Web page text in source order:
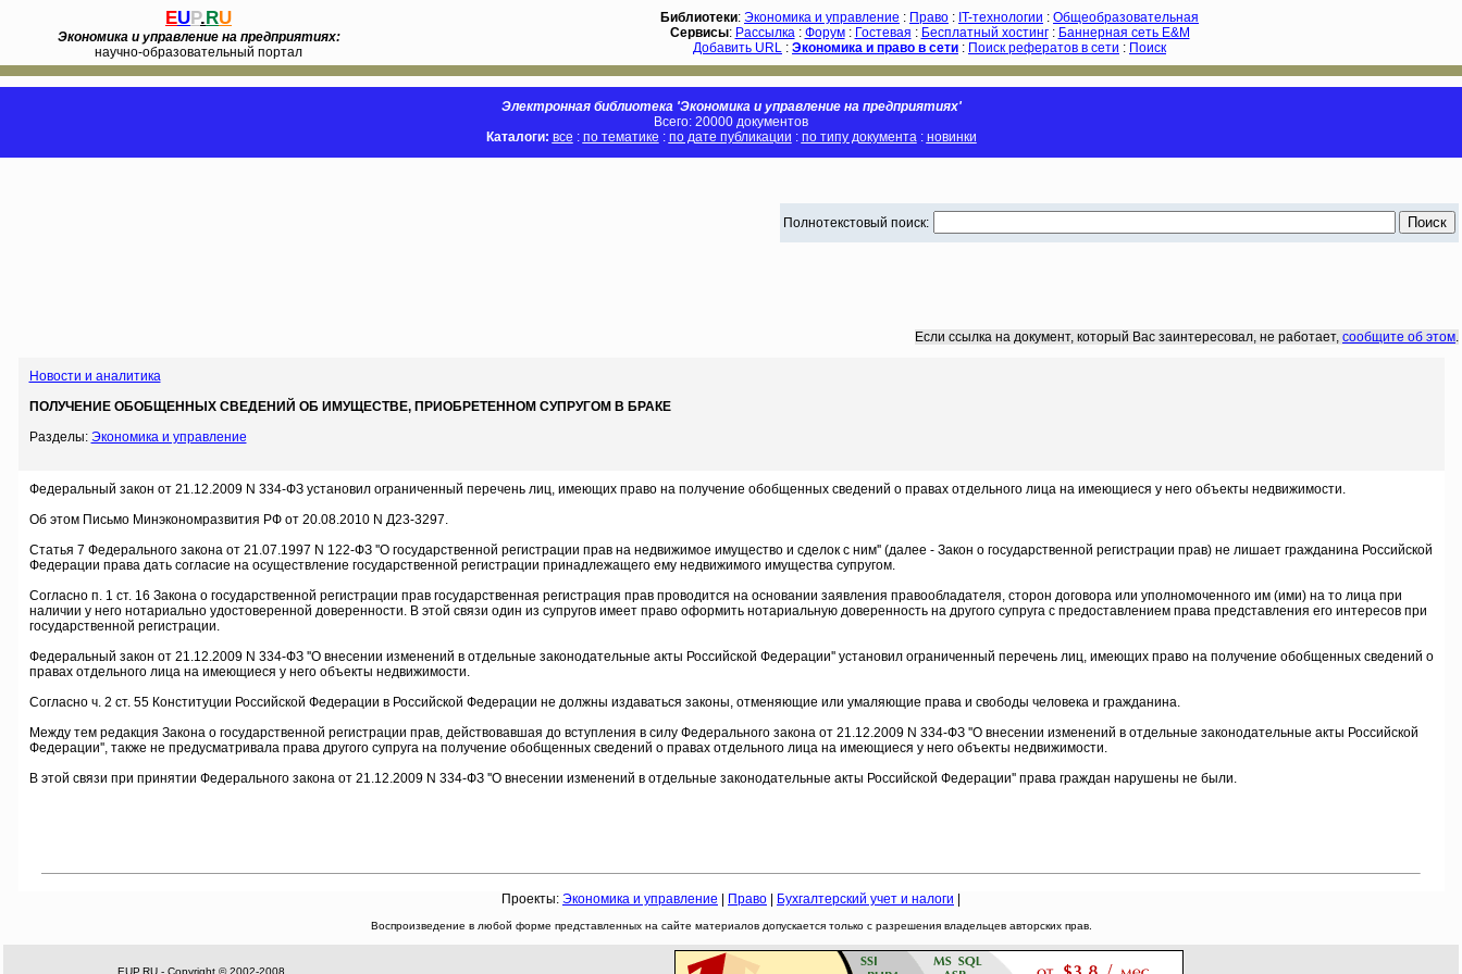
EUP.RU
Экономика и управление на предприятиях:
научно-образовательный портал
Библиотеки: Экономика и управление : Право : IT-технологии : Общеобразовательная
Сервисы: Рассылка: Форум: Гостевая : Бесплатный хостинг: Баннерная сеть E&M
Добавить URL : Экономика и право в сети : Поиск рефератов в сети : Поиск
Электронная библиотека 'Экономика и управление на предприятиях'
Всего: 20000 документов
Каталоги: все : по тематике : по дате публикации : по типу документа: новинки
Полнотекстовый поиск:
Если ссылка на документ, который Вас заинтересовал, не работает, сообщите об этом.
Новости и аналитика
ПОЛУЧЕНИЕ ОБОБЩЕННЫХ СВЕДЕНИЙ ОБ ИМУЩЕСТВЕ, ПРИОБРЕТЕННОМ СУПРУГОМ В БРАКЕ
Разделы: Экономика и управление
Федеральный закон от 21.12.2009 N 334-ФЗ установил ограниченный перечень лиц, имеющих право на получение обобщенных сведений о правах отдельного лица на имеющиеся у него объекты недвижимости.
Об этом Письмо Минэкономразвития РФ от 20.08.2010 N Д23-3297.
Статья 7 Федерального закона от 21.07.1997 N 122-ФЗ ''О государственной регистрации прав на недвижимое имущество и сделок с ним'' (далее - Закон о государственной регистрации прав) не лишает гражданина Российской
Федерации права дать согласие на осуществление государственной регистрации принадлежащего ему недвижимого имущества супругом.
Согласно п. 1 ст. 16 Закона о государственной регистрации прав государственная регистрация прав проводится на основании заявления правообладателя, сторон договора или уполномоченного им (ими) на то лица при
наличии у него нотариально удостоверенной доверенности. В этой связи один из супругов имеет право оформить нотариальную доверенность на другого супруга с предоставлением права представления его интересов при
государственной регистрации.
Федеральный закон от 21.12.2009 N 334-ФЗ ''О внесении изменений в отдельные законодательные акты Российской Федерации'' установил ограниченный перечень лиц, имеющих право на получение обобщенных сведений о
правах отдельного лица на имеющиеся у него объекты недвижимости.
Согласно ч. 2 ст. 55 Конституции Российской Федерации в Российской Федерации не должны издаваться законы, отменяющие или умаляющие права и свободы человека и гражданина.
Между тем редакция Закона о государственной регистрации прав, действовавшая до вступления в силу Федерального закона от 21.12.2009 N 334-ФЗ ''О внесении изменений в отдельные законодательные акты Российской
Федерации'', также не предусматривала права другого супруга на получение обобщенных сведений о правах отдельного лица на имеющиеся у него объекты недвижимости.
В этой связи при принятии Федерального закона от 21.12.2009 N 334-ФЗ ''О внесении изменений в отдельные законодательные акты Российской Федерации'' права граждан нарушены не были.
Проекты: Экономика и управление Право Бухгалтерский учет и налоги
Воспроизведение в любой форме представленных на сайте материалов допускается только с разрешения владельцев авторских прав.
EUP.RU - Copyright © 2002-2008